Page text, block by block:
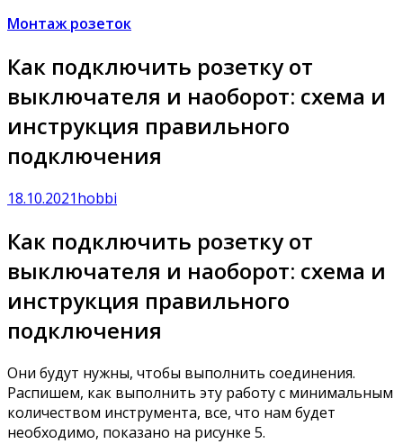
Монтаж розеток
Как подключить розетку от
выключателя и наоборот: схема и
инструкция правильного
подключения
18.10.2021hobbi
Как подключить розетку от
выключателя и наоборот: схема и
инструкция правильного
подключения
Они будут нужны, чтобы выполнить соединения.
Распишем, как выполнить эту работу с минимальным
количеством инструмента, все, что нам будет
необходимо, показано на рисунке 5.